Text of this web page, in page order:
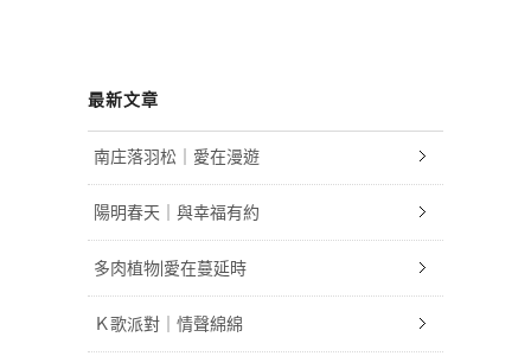
最新文章
南庄落羽松｜愛在漫遊
陽明春天｜與幸福有約
多肉植物|愛在蔓延時
Ｋ歌派對｜情聲綿綿